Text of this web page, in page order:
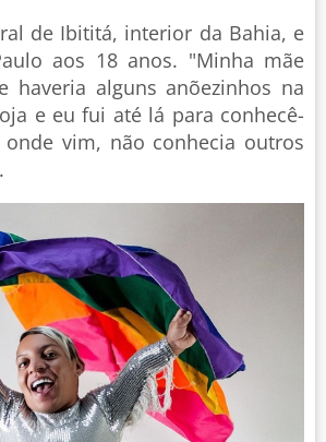
de Ibititá, interior da Bahia, e
aos 18 anos. "Minha mãe
haveria alguns anõezinhos na
e eu fui até lá para conhecê-
vim, não conhecia outros